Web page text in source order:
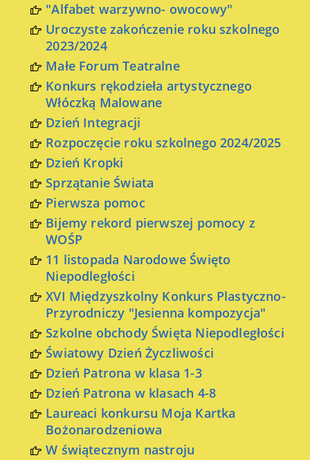
"Alfabet warzywno- owocowy"
Uroczyste zakończenie roku szkolnego
2023/2024
Małe Forum Teatralne
Konkurs rękodzieła artystycznego
Włóczką Malowane
Dzień Integracji
Rozpoczęcie roku szkolnego 2024/2025
Dzień Kropki
Sprzątanie Świata
Pierwsza pomoc
Bijemy rekord pierwszej pomocy z
WOŚP
11 listopada Narodowe Święto
Niepodległości
XVI Międzyszkolny Konkurs Plastyczno-
Przyrodniczy "Jesienna kompozycja"
Szkolne obchody Święta Niepodległości
Światowy Dzień Życzliwości
Dzień Patrona w klasa 1-3
Dzień Patrona w klasach 4-8
Laureaci konkursu Moja Kartka
Bożonarodzeniowa
W świątecznym nastroju